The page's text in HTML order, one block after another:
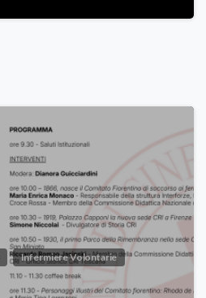
Infermiere Volontarie